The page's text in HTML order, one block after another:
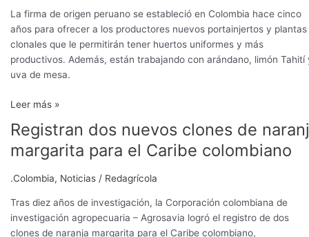
La firma de origen peruano se estableció en Colombia hace cinco
años para ofrecer a los productores nuevos portainjertos y plantas
clonales que le permitirán tener huertos uniformes y más
productivos. Además, están trabajando con arándano, limón Tahití
uva de mesa.
Leer más »
Registran dos nuevos clones de
margarita para el Caribe colombiano
.Colombia, Noticias / Redagrícola
Tras diez años de investigación, la Corporación colombiana de
investigación agropecuaria – Agrosavia logró el registro de dos
clones de naranja margarita para el Caribe colombiano,
Registran
nuevos
naranja
margarita
para